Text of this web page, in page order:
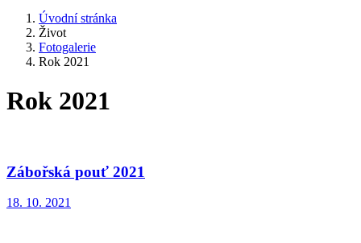
Úvodní stránka
Život
Fotogalerie
Rok 2021
Rok 2021
Zábořská pouť 2021
18. 10. 2021